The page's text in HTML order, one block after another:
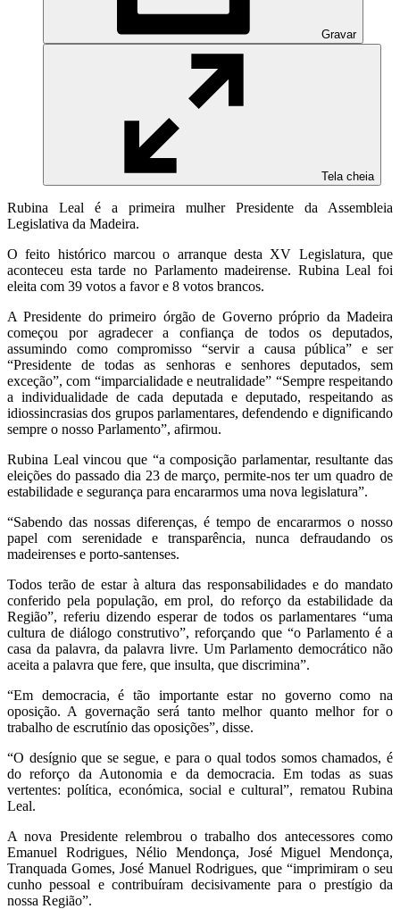
Gravar
Tela cheia
Rubina Leal é a primeira mulher Presidente da Assembleia
Legislativa da Madeira.
O feito histórico marcou o arranque desta XV Legislatura, que
aconteceu esta tarde no Parlamento madeirense. Rubina Leal foi
eleita com 39 votos a favor e 8 votos brancos.
A Presidente do primeiro órgão de Governo próprio da Madeira
começou por agradecer a confiança de todos os deputados,
assumindo como compromisso “servir a causa pública” e ser
“Presidente de todas as senhoras e senhores deputados, sem
exceção”, com “imparcialidade e neutralidade” “Sempre respeitando
a individualidade de cada deputada e deputado, respeitando as
idiossincrasias dos grupos parlamentares, defendendo e dignificando
sempre o nosso Parlamento”, afirmou.
Rubina Leal vincou que “a composição parlamentar, resultante das
eleições do passado dia 23 de março, permite-nos ter um quadro de
estabilidade e segurança para encararmos uma nova legislatura”.
“Sabendo das nossas diferenças, é tempo de encararmos o nosso
papel com serenidade e transparência, nunca defraudando os
madeirenses e porto-santenses.
Todos terão de estar à altura das responsabilidades e do mandato
conferido pela população, em prol, do reforço da estabilidade da
Região”, referiu dizendo esperar de todos os parlamentares “uma
cultura de diálogo construtivo”, reforçando que “o Parlamento é a
casa da palavra, da palavra livre. Um Parlamento democrático não
aceita a palavra que fere, que insulta, que discrimina”.
“Em democracia, é tão importante estar no governo como na
oposição. A governação será tanto melhor quanto melhor for o
trabalho de escrutínio das oposições”, disse.
“O desígnio que se segue, e para o qual todos somos chamados, é
do reforço da Autonomia e da democracia. Em todas as suas
vertentes: política, económica, social e cultural”, rematou Rubina
Leal.
A nova Presidente relembrou o trabalho dos antecessores como
Emanuel Rodrigues, Nélio Mendonça, José Miguel Mendonça,
Tranquada Gomes, José Manuel Rodrigues, que “imprimiram o seu
cunho pessoal e contribuíram decisivamente para o prestígio da
nossa Região”.